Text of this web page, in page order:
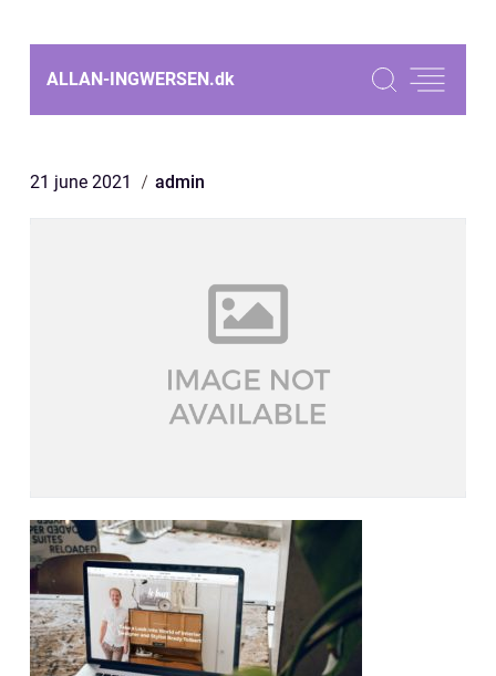
ALLAN-INGWERSEN.dk
21 june 2021 admin